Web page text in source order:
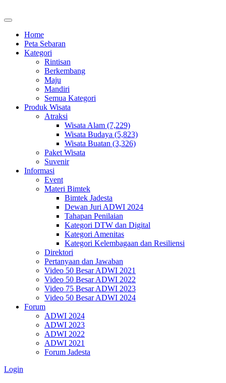
Home
Peta Sebaran
Kategori
Rintisan
Berkembang
Maju
Mandiri
Semua Kategori
Produk Wisata
Atraksi
Wisata Alam (7,229)
Wisata Budaya (5,823)
Wisata Buatan (3,326)
Paket Wisata
Suvenir
Informasi
Event
Materi Bimtek
Bimtek Jadesta
Dewan Juri ADWI 2024
Tahapan Penilaian
Kategori DTW dan Digital
Kategori Amenitas
Kategori Kelembagaan dan Resiliensi
Direktori
Pertanyaan dan Jawaban
Video 50 Besar ADWI 2021
Video 50 Besar ADWI 2022
Video 75 Besar ADWI 2023
Video 50 Besar ADWI 2024
Forum
ADWI 2024
ADWI 2023
ADWI 2022
ADWI 2021
Forum Jadesta
Login